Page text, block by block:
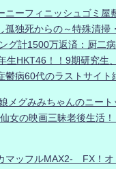
ニーフィニッシュゴミ屋
孤独死からの～特殊清掃
グ計1500万返済：厨二
生HKT46！！9期研究生
鬱病60代のラストサイト
メグみみちゃんのニー
女の映画三昧老後生活
マッフルMAX2- FX！オ